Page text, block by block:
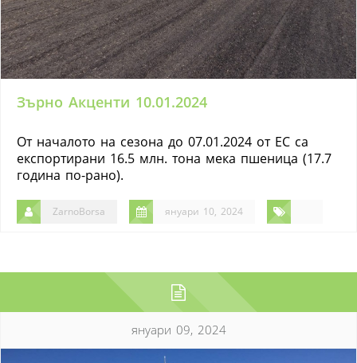
Зърно Акценти 10.01.2024
От началото на сезона до 07.01.2024 от ЕС са
експортирани 16.5 млн. тона мека пшеница (17.7
година по-рано).
ZarnoBorsa януари 10, 2024
януари 09, 2024